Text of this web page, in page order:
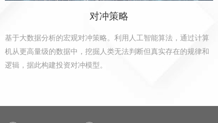
对冲策略
基于大数据分析的宏观对冲策略。利用人工智能算法，通过计算
机从更高量级的数据中，挖掘人类无法判断但真实存在的规律和
逻辑，据此构建投资对冲模型。